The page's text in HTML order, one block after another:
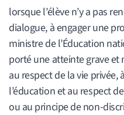
lorsque l’élève n’y a pas
dialogue, à engager une
ministre de l’Éducation
porté une atteinte grave
au respect de la vie
l’éducation et au respect
ou au principe de non-